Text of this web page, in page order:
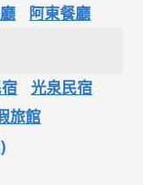
阿東餐廳
光泉民宿
旅館